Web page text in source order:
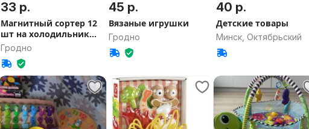
33 р.
Магнитный сортер 12
шт на холодильник
Банки
Гродно
45 р.
Вязаные игрушки
Гродно
40 р.
Детские товары
Минск, Октябрьский